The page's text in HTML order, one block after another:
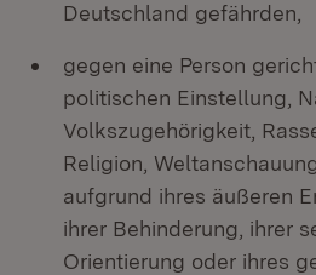
Deutschland gefährden,
gegen eine Person
politischen Einstellung,
Volkszugehörigkeit,
Religion,
aufgrund ihres äußeren
ihrer Behinderung, ihrer
Orientierung oder ihres